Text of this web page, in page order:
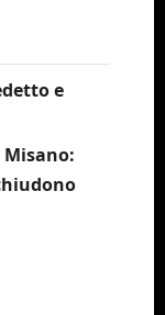
Misano: